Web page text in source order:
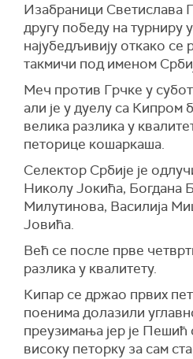
Изабраници Светислава
другу победу на турниру
најубедљивију откако се
такмичи под именом
Меч против Грчке у
али је у дуелу са Кипром
велика разлика у
петорице кошаркаша.
Селектор Србије је
Николу Јокића, Богдана
Милутинова, Василија
Јовића.
Већ се после прве
разлика у квалитету.
Кипар се држао првих
поенима долазили
преузимања јер је Пешић
високу петорку за сам